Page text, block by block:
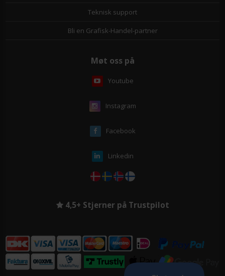
Teknisk support
Bli en Grafisk-Handel-partner
Møt oss på
Youtube
Instagram
Facebook
Linkedin
4,5+ Stjerner på Trustpilot